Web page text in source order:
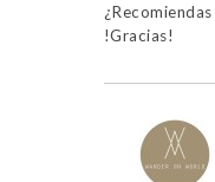
!Gracias!